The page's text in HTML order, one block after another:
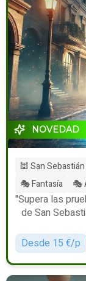
NOVEDAD
🕍 San Sebastián
🎭 Fantasía
🎭
"Supera las
de San
Desde 15 €/p